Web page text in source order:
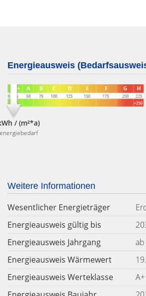
Energieausweis
/ (m²*a)
Weitere Informationen
Wesentlicher Energieträger
Energieausweis gültig bis
Energieausweis Jahrgang
Energieausweis Wärmewert
Energieausweis Werteklasse
A+